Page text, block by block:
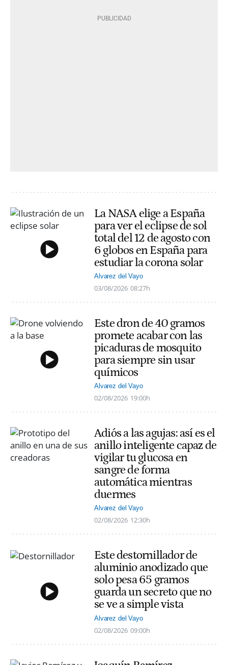
La NASA elige a España
para ver el eclipse de sol
total del 12 de agosto con
6 globos en España para
estudiar la corona solar
Alvarez del Vayo
03/08/2026 08:27h
Este dron de 40 gramos
promete acabar con las
picaduras de mosquito
para siempre sin usar
químicos
Alvarez del Vayo
02/08/2026 19:00h
Adiós a las agujas: así es el
anillo inteligente capaz de
vigilar tu glucosa en
sangre de forma
automática mientras
duermes
Alvarez del Vayo
02/08/2026 12:30h
Este destornillador de
aluminio anodizado que
solo pesa 65 gramos
guarda un secreto que no
se ve a simple vista
Alvarez del Vayo
02/08/2026 09:00h